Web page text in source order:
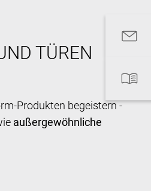
TÜREN
Produkten begeistern -
außergewöhnliche